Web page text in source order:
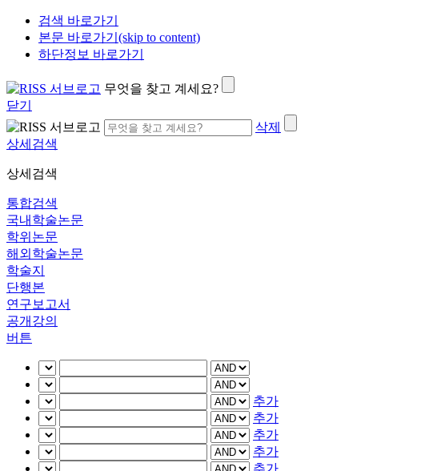
검색 바로가기
본문 바로가기(skip to content)
하단정보 바로가기
무엇을 찾고 계세요?
닫기
삭제
상세검색
상세검색
통합검색
국내학술논문
학위논문
해외학술논문
학술지
단행본
연구보고서
공개강의
버튼
추가
추가
추가
추가
추가